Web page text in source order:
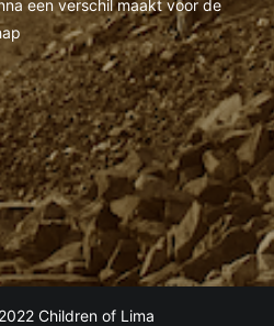
een verschil maakt voor de
Children of Lima